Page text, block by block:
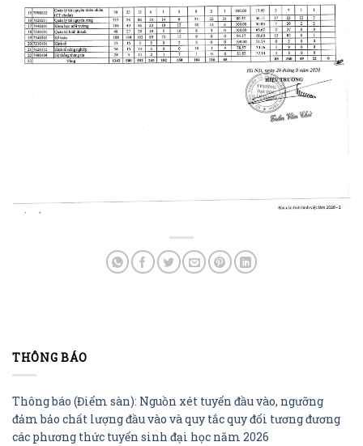
THÔNG BÁO
Thông báo (Điểm sàn): Nguồn xét tuyển đầu vào, ngưỡng
đảm bảo chất lượng đầu vào và quy tắc quy đổi tương đương
các phương thức tuyển sinh đại học năm 2026